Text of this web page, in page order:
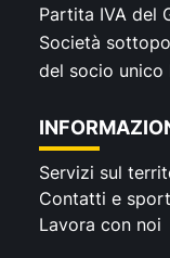
Partita IVA del
Società
del socio unico
Servizi sul
Contatti e
Lavora con noi